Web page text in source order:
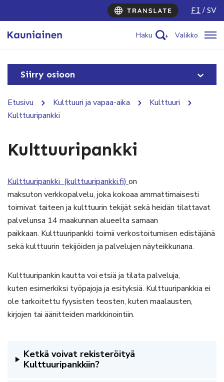
FI SV
Haku Valikko
Siirry osioon
Etusivu Kulttuuri ja vapaa-aika
Kulttuuri
Kulttuuripankki
Kulttuuripankki
Kulttuuripankki (kulttuuripankki.fi) on
maksuton verkkopalvelu, joka kokoaa ammattimaisesti
toimivat taiteen ja kulttuurin tekijät sekä heidän tilattavat
palvelunsa 14 maakunnan alueelta samaan
paikkaan. Kulttuuripankki toimii verkostoitumisen edistäjänä
sekä kulttuurin tekijöiden ja palvelujen näyteikkunana.
Kulttuuripankin kautta voi etsiä ja tilata palveluja,
kuten esimerkiksi työpajoja ja esityksiä. Kulttuuripankkia ei
ole tarkoitettu fyysisten teosten, kuten maalausten,
kirjojen tai äänitteiden markkinointiin.
Ketkä voivat rekisteröityä
Kulttuuripankkiin?